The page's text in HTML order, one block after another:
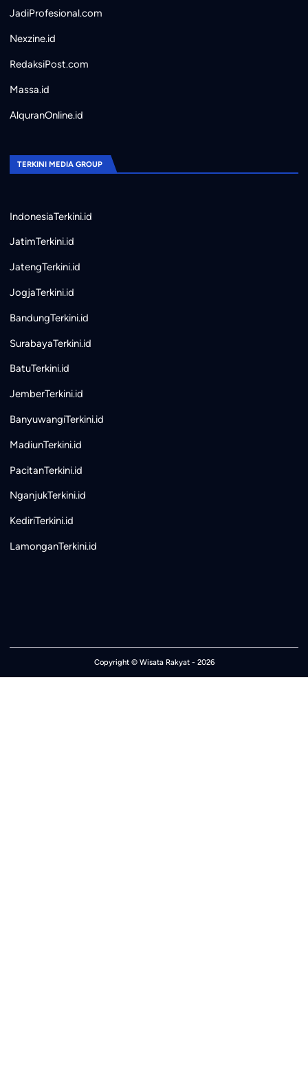
JadiProfesional.com
Nexzine.id
RedaksiPost.com
Massa.id
AlquranOnline.id
TERKINI MEDIA GROUP
IndonesiaTerkini.id
JatimTerkini.id
JatengTerkini.id
JogjaTerkini.id
BandungTerkini.id
SurabayaTerkini.id
BatuTerkini.id
JemberTerkini.id
BanyuwangiTerkini.id
MadiunTerkini.id
PacitanTerkini.id
NganjukTerkini.id
KediriTerkini.id
LamonganTerkini.id
Copyright © Wisata Rakyat- 2026